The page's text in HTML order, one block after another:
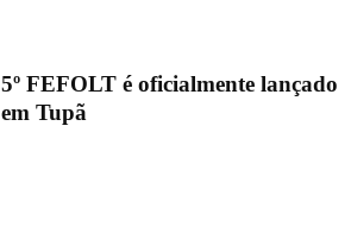
5º FEFOLT é oficialmente lançado
em Tupã